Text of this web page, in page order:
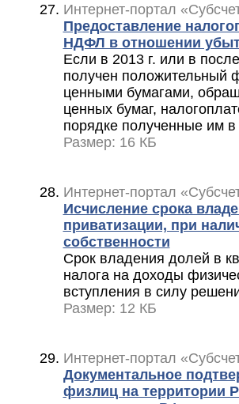
Интернет-портал
Предоставление
НДФЛ в отношении
Если в 2013 г. или в
получен положительный
ценными бумагами,
ценных бумаг,
порядке полученные им в
Размер: 16 КБ
Интернет-портал
Исчисление срока
приватизации, при
собственности
Срок владения долей в
налога на доходы
вступления в силу
Размер: 12 КБ
Интернет-портал
Документальное
физлиц на территории